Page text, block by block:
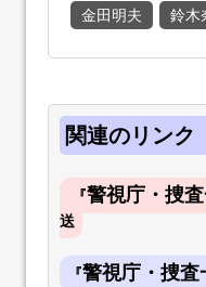
金田明夫
鈴木
関連のリンク
『警視庁・捜
送
『警視庁・捜